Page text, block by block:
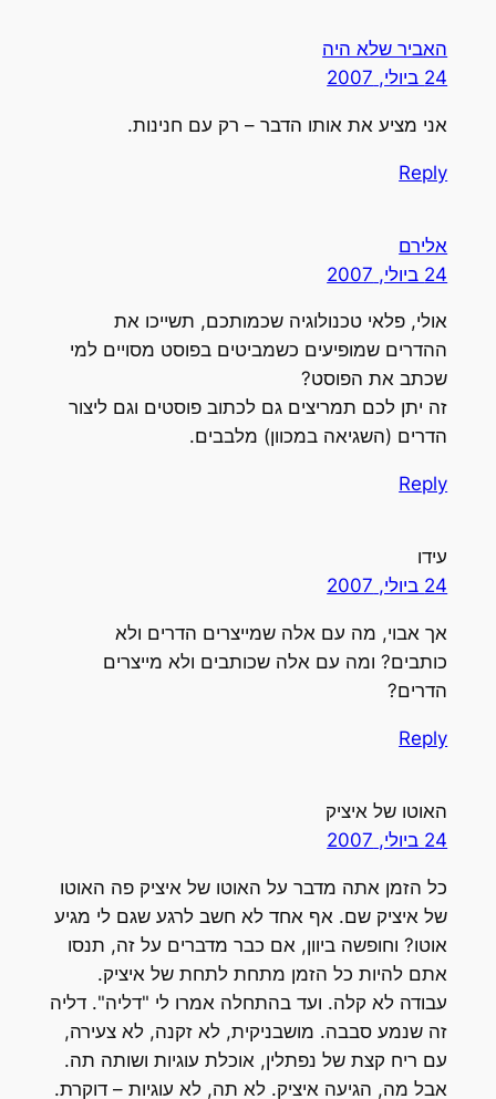
האביר שלא היה
24 ביולי, 2007
אני מציע את אותו הדבר – רק עם חנינות.
Reply
אלירם
24 ביולי, 2007
אולי, פלאי טכנולוגיה שכמותכם, תשייכו את
ההדרים שמופיעים כשמביטים בפוסט מסויים למי
שכתב את הפוסט?
זה יתן לכם תמריצים גם לכתוב פוסטים וגם ליצור
הדרים (השגיאה במכוון) מלבבים.
Reply
עידו
24 ביולי, 2007
אך אבוי, מה עם אלה שמייצרים הדרים ולא
כותבים? ומה עם אלה שכותבים ולא מייצרים
הדרים?
Reply
האוטו של איציק
24 ביולי, 2007
כל הזמן אתה מדבר על האוטו של איציק פה האוטו
של איציק שם. אף אחד לא חשב לרגע שגם לי מגיע
אוטו? וחופשה ביוון, אם כבר מדברים על זה, תנסו
אתם להיות כל הזמן מתחת לתחת של איציק.
עבודה לא קלה. ועד בהתחלה אמרו לי "דליה". דליה
זה שנמע סבבה. מושבניקית, לא זקנה, לא צעירה,
עם ריח קצת של נפתלין, אוכלת עוגיות ושותה תה.
אבל מה, הגיעה איציק. לא תה, לא עוגיות – דוקרת.